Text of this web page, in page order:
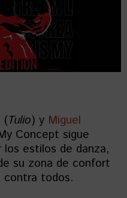
(Tulio) y Miguel
Concept sigue
estilos de danza,
su zona de confort
contra todos.